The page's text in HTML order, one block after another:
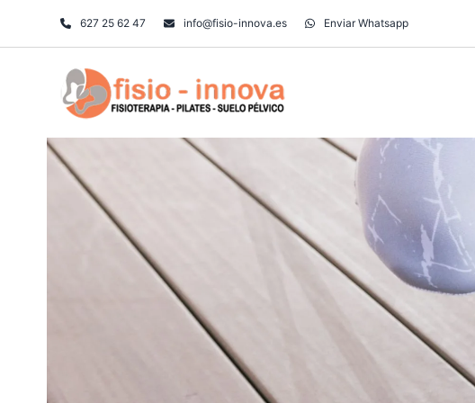
content
627 25 62 47 info@fisio-innova.es Enviar Whatsapp